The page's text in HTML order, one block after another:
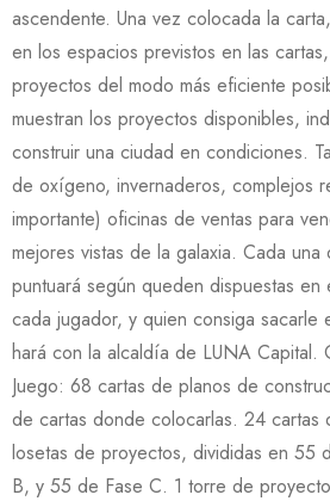
ascendente. Una vez colocada la
en los espacios previstos en las
proyectos del modo más eficiente
muestran los proyectos disponibles,
construir una ciudad en condiciones.
de oxígeno, invernaderos, complejos
importante) oficinas de ventas para
mejores vistas de la galaxia. Cada
puntuará según queden dispuestas
cada jugador, y quien consiga sacarle
hará con la alcaldía de LUNA Capital.
Juego: 68 cartas de planos de
de cartas donde colocarlas. 24 cartas
losetas de proyectos, divididas en 55
B, y 55 de Fase C. 1 torre de